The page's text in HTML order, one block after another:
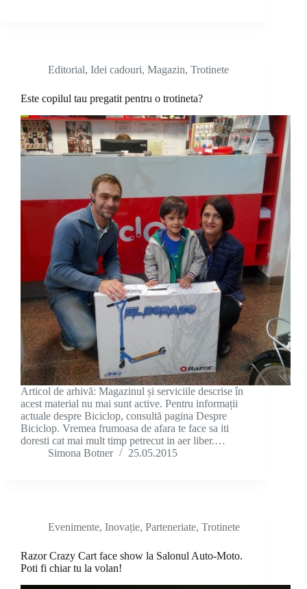
Editorial, Idei cadouri, Magazin, Trotinete
Este copilul tau pregatit pentru o trotineta?
Articol de arhivă: Magazinul și serviciile descrise în
acest material nu mai sunt active. Pentru informații
actuale despre Biciclop, consultă pagina Despre
Biciclop. Vremea frumoasa de afara te face sa iti
doresti cat mai mult timp petrecut in aer liber.…
Simona Botner
25.05.2015
Evenimente, Inovație, Parteneriate, Trotinete
Razor Crazy Cart face show la Salonul Auto-Moto.
Poti fi chiar tu la volan!